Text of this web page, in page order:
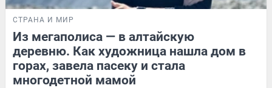
СТРАНА И МИР
Из мегаполиса — в алтайскую
деревню. Как художница нашла дом в
горах, завела пасеку и стала
многодетной мамой